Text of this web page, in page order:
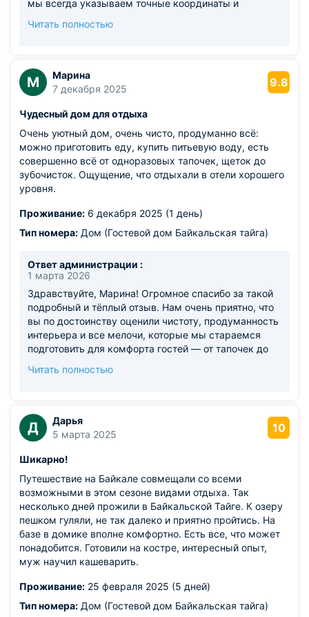
мы всегда указываем точные координаты и
чтобы гости могли заранее оценить маршрут. А про
Читать полностью
М
Марина
7 декабря 2025
9.8
Чудесный дом для отдыха
Очень уютный дом, очень чисто, продуманно всё:
можно приготовить еду, купить питьевую воду, есть
совершенно всё от одноразовых тапочек, щеток до
зубочисток. Ощущение, что отдыхали в отели хорошего
уровня.
Проживание: 6 декабря 2025 (1 день)
Тип номера: Дом (Гостевой дом Байкальская тайга)
Ответ администрации :
1 марта 2026
Здравствуйте, Марина! Огромное спасибо за такой
подробный и тёплый отзыв. Нам очень приятно, что
вы по достоинству оценили чистоту, продуманность
интерьера и все мелочи, которые мы стараемся
подготовить для комфорта гостей — от тапочек до
похвала для нас! Будем рады видеть вас снова в
Читать полностью
Д
Дарья
5 марта 2025
10
Шикарно!
Путешествие на Байкале совмещали со всеми
возможными в этом сезоне видами отдыха. Так
несколько дней прожили в Байкальской Тайге. К озеру
пешком гуляли, не так далеко и приятно пройтись. На
базе в домике вполне комфортно. Есть все, что может
понадобится. Готовили на костре, интересный опыт,
муж научил кашеварить.
Проживание: 25 февраля 2025 (5 дней)
Тип номера: Дом (Гостевой дом Байкальская тайга)